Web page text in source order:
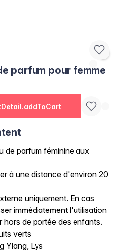
parfum pour femme
de parfum féminine aux
à une distance d'environ 20
uniquement. En cas
immédiatement l'utilisation
hors de portée des enfants.
verts
Ylang, Lys